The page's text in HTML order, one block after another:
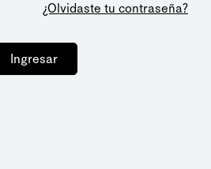
¿Olvidaste tu contraseña?
Ingresar